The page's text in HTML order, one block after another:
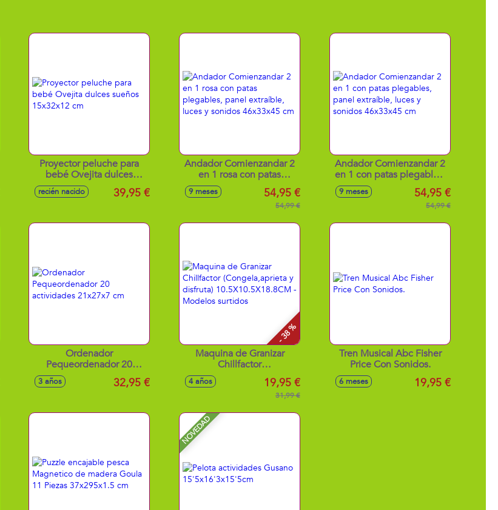
Proyector peluche para
bebé Ovejita dulces
sueños 15x32x12 cm
recién nacido 39,95 €
Andador Comienzandar 2
en 1 rosa con patas
plegables, panel extraíble,
luces y sonidos 46x33x45
9 meses 54,95 €
54,99 €
Andador Comienzandar 2
en 1 con patas plegables,
panel extraíble, luces y
sonidos 46x33x45 cm
9 meses 54,95 €
54,99 €
Ordenador
Pequeordenador 20
actividades 21x27x7 cm
3 años 32,95 €
- 38 %
Maquina de Granizar
Chillfactor
(Congela,aprieta y disfruta)
10.5X10.5X18.8CM -
Modelos surtidos
4 años 19,95 €
31,99 €
Tren Musical Abc Fisher
Price Con Sonidos.
6 meses 19,95 €
NOVEDAD